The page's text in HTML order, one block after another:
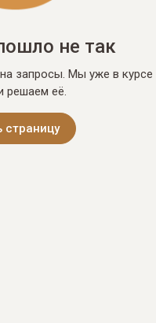
не так
запросы. Мы уже в курсе
решаем её.
страницу